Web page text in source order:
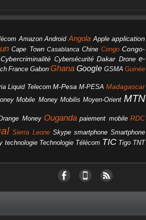
Amazon Android Angola Apple application
Cape Town Casablanca Chine Congo Congo-
Cybercriminalité Cybersécurité Dakar Drone e-
France Gabon Ghana Google GSMA Guinée
Liquid Telecom M-Pesa M-PESA Madagascar
Mobile Money Mobilis Moyen-Orient MTN
Money Ouganda paiement mobile RDC
Sierra Leone Skype smartphone Smartphone
technologie Technologie Télécom TIC Tigo TNT